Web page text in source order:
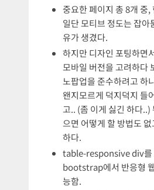
중요한 페이지 총 8개 중,
일단 모티브 정도는 잡아
유가 생겼다.
하지만 디자인 포팅하면
모바일 버전을 고려하다
노팝업을 준수하려고 하
왠지모르게 덕지덕지 들
고.. (좀 이게 싫긴 하다..)
으면 어떻게 할 방법도
하다.
table-responsive div를
bootstrap에서 반응형
능함.